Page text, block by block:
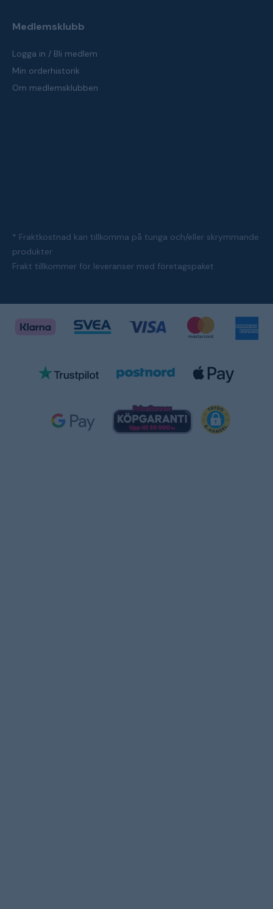
Medlemsklubb
Logga in / Bli medlem
Min orderhistorik
Om medlemsklubben
* Fraktkostnad kan tillkomma på tunga och/eller skrymmande
produkter
Frakt tillkommer för leveranser med företagspaket